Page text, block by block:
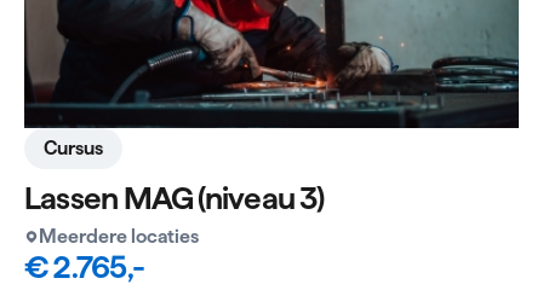
Lassen MAG (niveau 3)
Cursus
Meerdere locaties
€ 2.765,-